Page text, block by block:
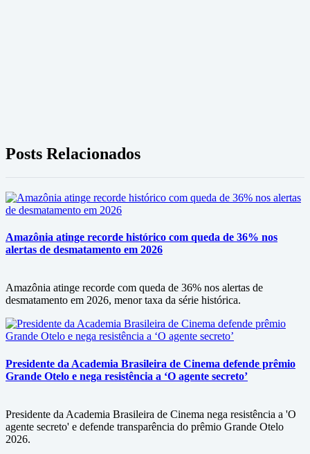
Posts Relacionados
Amazônia atinge recorde histórico com queda de 36% nos
alertas de desmatamento em 2026
Amazônia atinge recorde com queda de 36% nos alertas de
desmatamento em 2026, menor taxa da série histórica.
Presidente da Academia Brasileira de Cinema defende prêmio
Grande Otelo e nega resistência a ‘O agente secreto’
Presidente da Academia Brasileira de Cinema nega resistência a 'O
agente secreto' e defende transparência do prêmio Grande Otelo
2026.